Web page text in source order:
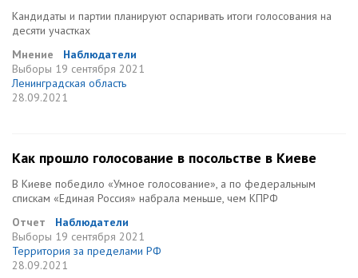
Кандидаты и партии планируют оспаривать итоги голосования на
десяти участках
Мнение
Наблюдатели
Выборы 19 сентября 2021
Ленинградская область
28.09.2021
Как прошло голосование в посольстве в Киеве
В Киеве победило «Умное голосование», а по федеральным
спискам «Единая Россия» набрала меньше, чем КПРФ
Отчет
Наблюдатели
Выборы 19 сентября 2021
Территория за пределами РФ
28.09.2021